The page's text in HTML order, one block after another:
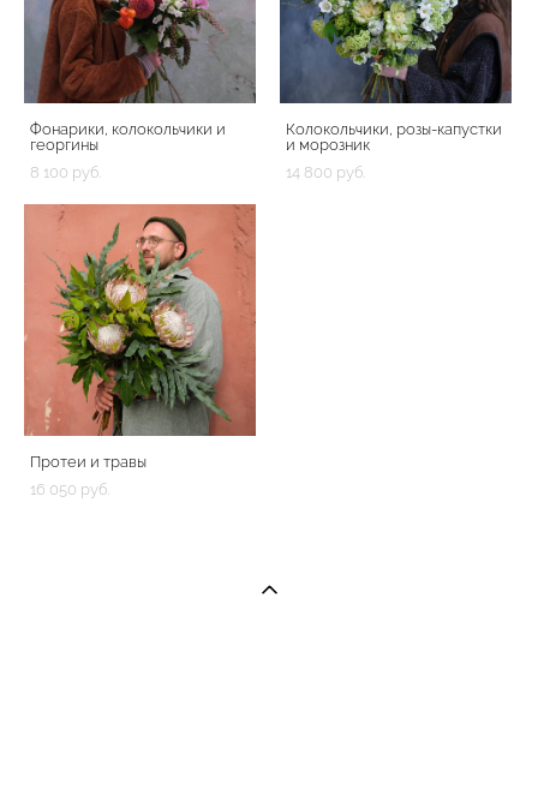
Фонарики, колокольчики и
георгины
8 100 pуб.
Колокольчики, розы-капустки
и морозник
14 800 pуб.
Протеи и травы
16 050 pуб.